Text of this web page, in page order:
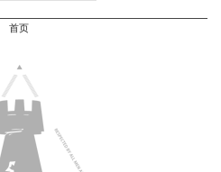
首页